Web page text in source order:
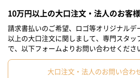
洗濯機で簡単に洗え、洗うたびに柔らかく
POINT
10万円以上の大口注文・法人のお客
請求書払いのご希望、ロゴ等オリジナルデ
以上の大口注文に関しまして、専門スタッ
で、以下フォームよりお問い合わせくださ
大口注文・法人のお問い合わ